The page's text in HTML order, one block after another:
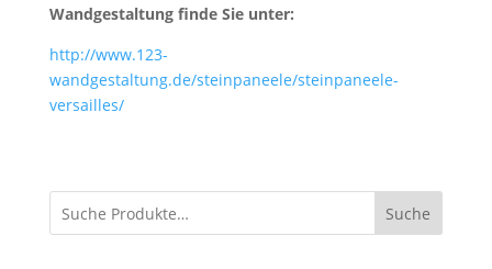
Wandgestaltung finde Sie unter:
http://www.123-
wandgestaltung.de/steinpaneele/steinpaneele-
versailles/
Suche